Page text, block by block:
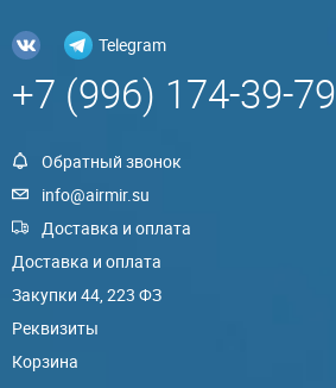
Telegram
+7 (996) 174-39-79
Обратный звонок
info@airmir.su
Доставка и оплата
Доставка и оплата
Закупки 44, 223 ФЗ
Реквизиты
Корзина